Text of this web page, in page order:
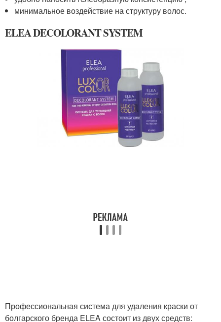
минимальное воздействие на структуру волос.
ELEA DECOLORANT SYSTEM
Профессиональная система для удаления краски от
болгарского бренда ELEA состоит из двух средств: